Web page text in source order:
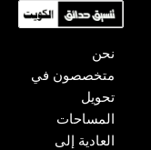
نحن
متخصصون في
تحويل
المساحات
العادية إلى